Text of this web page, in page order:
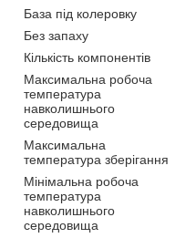
База під колеровку
Без запаху
Кількість компонентів
Максимальна робоча
температура
навколишнього
середовища
Максимальна
температура зберігання
Мінімальна робоча
температура
навколишнього
середовища